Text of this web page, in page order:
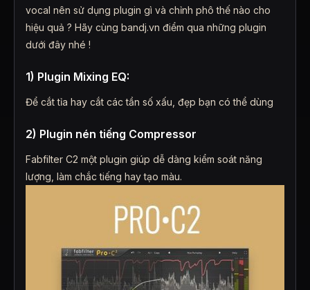
vocal nên sử dụng plugin gì và chỉnh phô thế nào cho
hiệu quả ? Hãy cùng bandj.vn điểm qua những plugin
dưới đây nhé !
1) Plugin Mixing EQ:
Để cắt tỉa hay cắt các tần số xấu, đẹp bạn có thể dùng
2) Plugin nén tiếng Compressor
Fabfilter C2 một plugin giúp dễ dàng kiểm soát năng
lượng, làm chắc tiếng hay tạo màu.